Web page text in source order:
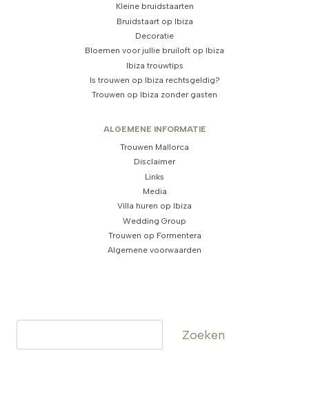
Kleine bruidstaarten
Bruidstaart op Ibiza
Decoratie
Bloemen voor jullie bruiloft op Ibiza
Ibiza trouwtips
Is trouwen op Ibiza rechtsgeldig?
Trouwen op Ibiza zonder gasten
ALGEMENE INFORMATIE
Trouwen Mallorca
Disclaimer
Links
Media
Villa huren op Ibiza
Wedding Group
Trouwen op Formentera
Algemene voorwaarden
Zoeken